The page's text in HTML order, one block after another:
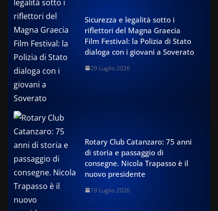
Sicurezza e legalità sotto i
riflettori del Magna Graecia
Film Festival: la Polizia di Stato
dialoga con i giovani a Soverato
29 Luglio 2026
Rotary Club Catanzaro: 75 anni
di storia e passaggio di
consegne. Nicola Trapasso è il
nuovo presidente
19 Luglio 2026